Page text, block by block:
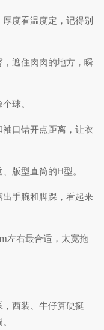
度看温度定，记得别
遮住肉肉的地方，瞬
球。
口错开点距离，让衣
版型直筒的H型。
手腕和脚踝，看起来
左右最合适，太宽拖
西装、牛仔算硬挺